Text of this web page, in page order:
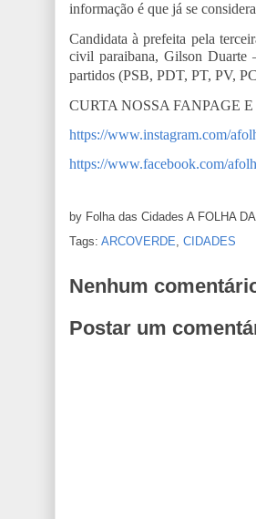
informação é que já se
Candidata à prefeita pela
civil paraibana, Gilson Duarte
partidos (PSB, PDT, PT, PV,
CURTA NOSSA FANPAGE
https://www.instagram.com/
https://www.facebook.com/
by Folha das Cidades A FOLHA
Tags: ARCOVERDE, CIDADES
Nenhum
Postar um